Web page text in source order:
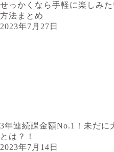
せっかくなら手軽に楽しみ
方法まとめ
2023年7月27日
3年連続課金額No.1！未だに
とは？！
2023年7月14日